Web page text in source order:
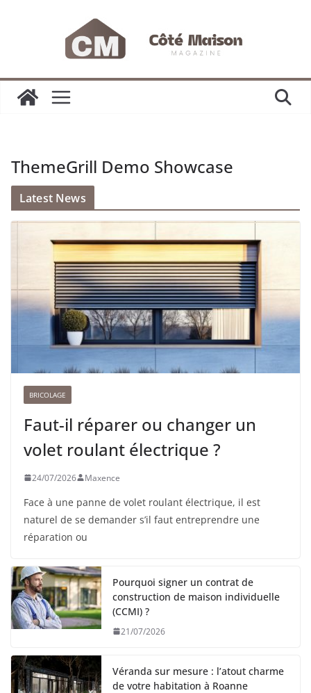
ThemeGrill Demo Showcase
Latest News
BRICOLAGE
Faut-il réparer ou changer un
volet roulant électrique ?
24/07/2026 Maxence
Face à une panne de volet roulant électrique, il est
naturel de se demander s’il faut entreprendre une
réparation ou
Pourquoi signer un contrat de
construction de maison individuelle
(CCMI) ?
21/07/2026
Véranda sur mesure : l’atout charme
de votre habitation à Roanne